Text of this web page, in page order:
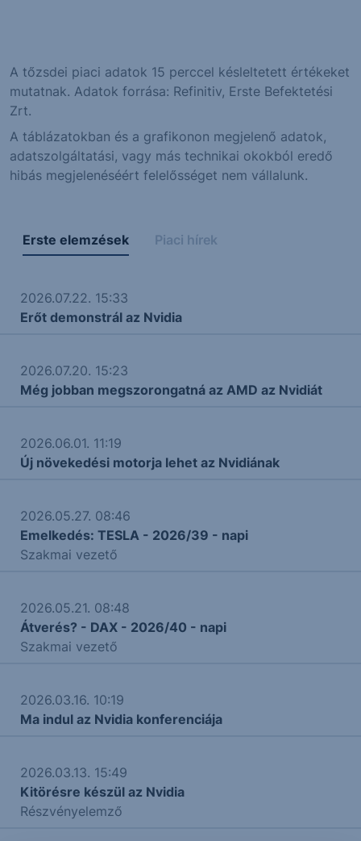
A tőzsdei piaci adatok 15 perccel késleltetett értékeket
mutatnak. Adatok forrása: Refinitiv, Erste Befektetési
Zrt.
A táblázatokban és a grafikonon megjelenő adatok,
adatszolgáltatási, vagy más technikai okokból eredő
hibás megjelenéséért felelősséget nem vállalunk.
Erste elemzések Piaci hírek
2026.07.22. 15:33
Erőt demonstrál az Nvidia
2026.07.20. 15:23
Még jobban megszorongatná az AMD az Nvidiát
2026.06.01. 11:19
Új növekedési motorja lehet az Nvidiának
2026.05.27. 08:46
Emelkedés: TESLA - 2026/39 - napi
Szakmai vezető
2026.05.21. 08:48
Átverés? - DAX - 2026/40 - napi
Szakmai vezető
2026.03.16. 10:19
Ma indul az Nvidia konferenciája
2026.03.13. 15:49
Kitörésre készül az Nvidia
Részvényelemző